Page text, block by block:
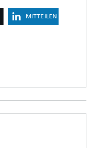
MITTEILEN